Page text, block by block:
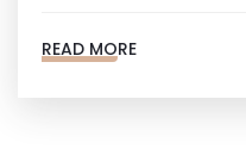
READ MORE